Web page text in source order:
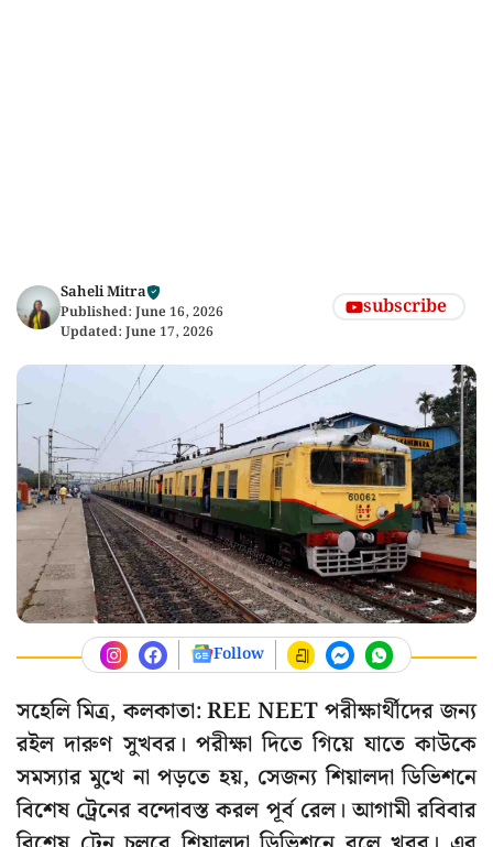
Saheli Mitra
Published: June 16, 2026
Updated: June 17, 2026
subscribe
Follow
সহেলি মিত্র, কলকাতা: REE NEET পরীক্ষার্থীদের জন্য
রইল দারুণ সুখবর। পরীক্ষা দিতে গিয়ে যাতে কাউকে
সমস্যার মুখে না পড়তে হয়, সেজন্য শিয়ালদা ডিভিশনে
বিশেষ ট্রেনের বন্দোবস্ত করল পূর্ব রেল। আগামী রবিবার